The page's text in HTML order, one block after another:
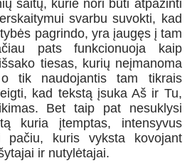
saitų, kurie nori būti atpažinti
svarbu suvokti, kad
pagrindo, yra įaugęs į tam
pats funkcionuoja kaip
tiesas, kurių neįmanoma
tik naudojantis tam tikrais
kad tekstą įsuka Aš ir Tu,
Bet taip pat nesuklysi
kuria įtemptas, intensyvus
pačiu, kuris vyksta kovojant
ir nutylėtajai.